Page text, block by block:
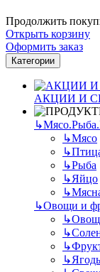
Продолжить
Открыть корзину
Оформить заказ
Категории
АКЦИИ И
↳
↳Мясо
↳
↳Рыба
↳Яйцо
↳
↳Овощи и
↳
↳
↳
↳